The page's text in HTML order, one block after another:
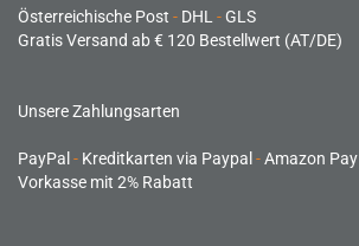
Österreichische Post - DHL -GLS
Gratis Versand ab € 120 Bestellwert (AT/DE)
Unsere Zahlungsarten
PayPal - Kreditkarten via Paypal -Amazon Pay
Vorkasse mit 2% Rabatt